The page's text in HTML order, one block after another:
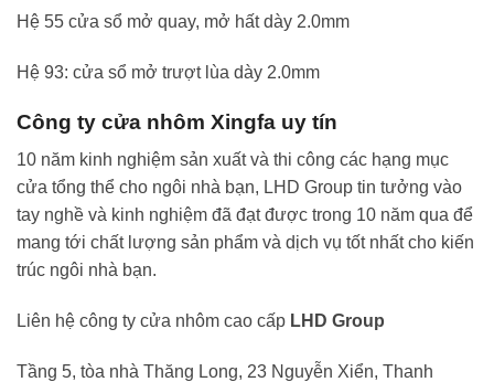
Hệ 55 cửa sổ mở quay, mở hất dày 2.0mm
Hệ 93: cửa sổ mở trượt lùa dày 2.0mm
Công ty cửa nhôm Xingfa uy tín
10 năm kinh nghiệm sản xuất và thi công các hạng mục
cửa tổng thể cho ngôi nhà bạn, LHD Group tin tưởng vào
tay nghề và kinh nghiệm đã đạt được trong 10 năm qua để
mang tới chất lượng sản phẩm và dịch vụ tốt nhất cho kiến
trúc ngôi nhà bạn.
Liên hệ công ty cửa nhôm cao cấp LHD Group
Tầng 5, tòa nhà Thăng Long, 23 Nguyễn Xiển, Thanh